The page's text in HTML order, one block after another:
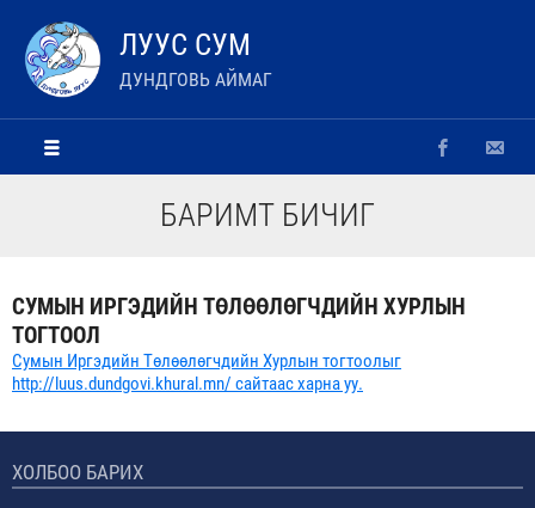
ЛУУС СУМ
ДУНДГОВЬ АЙМАГ
БАРИМТ БИЧИГ
СУМЫН ИРГЭДИЙН ТӨЛӨӨЛӨГЧДИЙН ХУРЛЫН
ТОГТООЛ
Сумын Иргэдийн Төлөөлөгчдийн Хурлын тогтоолыг
http://luus.dundgovi.khural.mn/ сайтаас харна уу.
ХОЛБОО БАРИХ